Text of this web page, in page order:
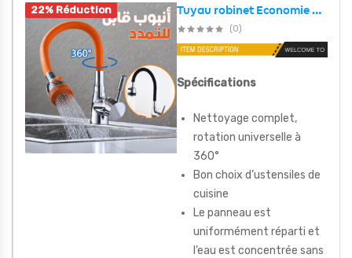
22% Réduction Tuyau robinet Economie d’eau robinet filtre deux Modes , buse aérateur barboteur pulvérisateur
(0)
Spécifications
Nettoyage complet,
rotation universelle à
360°
Bon choix d’ustensiles de
cuisine
Le panneau est
uniformément réparti et
l’eau est concentrée sans